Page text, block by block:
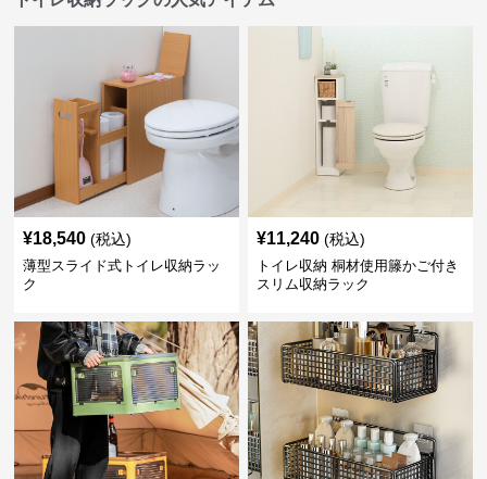
¥18,540 (税込)
薄型スライド式トイレ収納ラッ
ク
¥11,240 (税込)
トイレ収納 桐材使用籐かご付き
スリム収納ラック